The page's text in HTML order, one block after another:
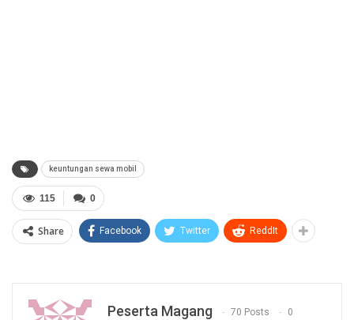
keuntungan sewa mobil
0
115
Share Facebook Twitter ReddIt
Peserta Magang 70 Posts 0